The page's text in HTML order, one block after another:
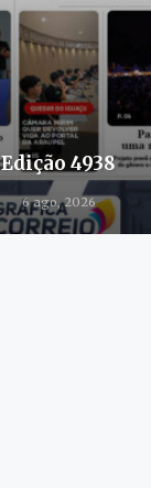
Edição 4938
6 ago, 2026